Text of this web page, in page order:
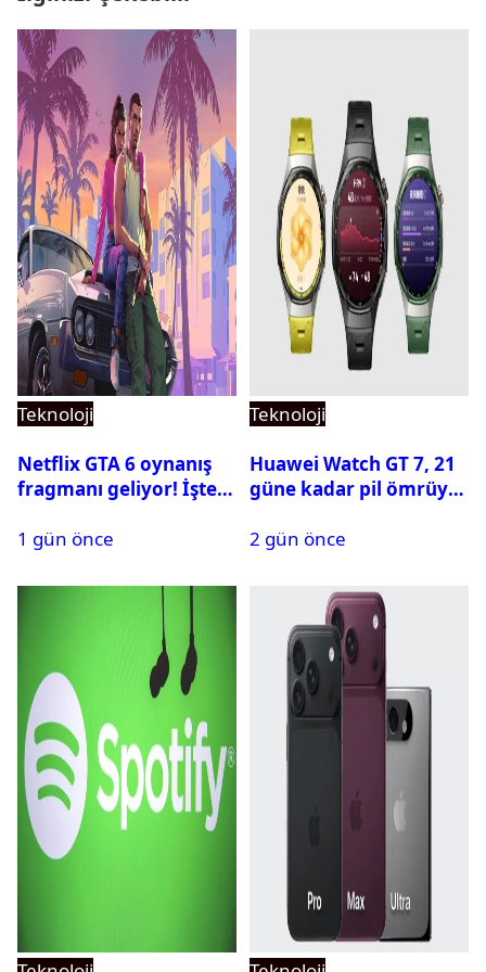
Teknoloji
Netflix GTA 6 oynanış
fragmanı geliyor! İşte
1 gün önce
Teknoloji
Huawei Watch GT 7, 21
güne kadar pil ömrüyle
2 gün önce